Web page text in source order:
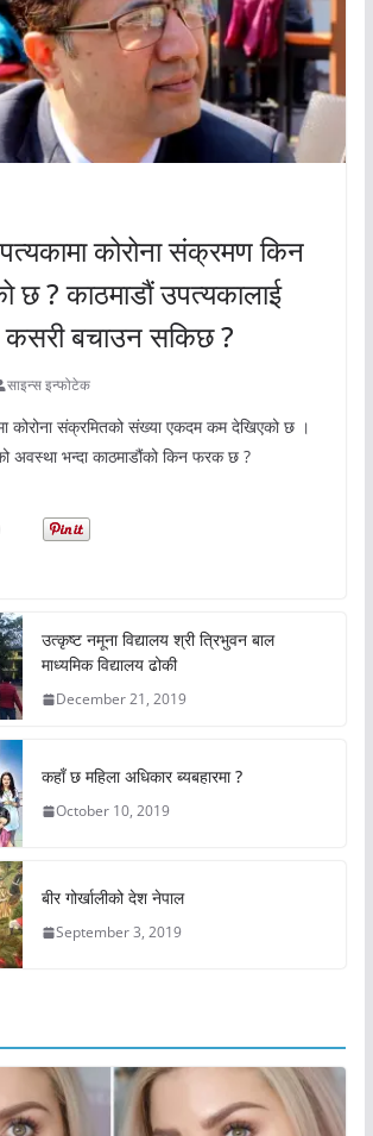
कोरोना संक्रमण किन
छ ? काठमाडौं उपत्यकालाई
कसरी बचाउन सकिछ ?
साइन्स इन्फोटेक
कोरोना संक्रमितको संख्या एकदम कम देखिएको छ ।
अवस्था भन्दा काठमाडौंको किन फरक छ ?
उत्कृष्ट नमूना विद्यालय श्री त्रिभुवन बाल
माध्यमिक विद्यालय ढोकी
December 21, 2019
कहाँ छ महिला अधिकार ब्यबहारमा ?
October 10, 2019
बीर गोर्खालीको देश नेपाल
September 3, 2019